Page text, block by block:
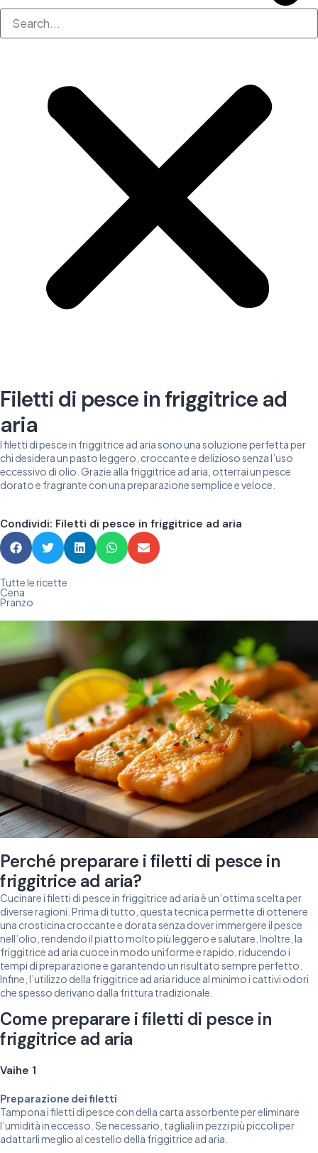
Filetti di pesce in friggitrice ad
aria
I filetti di pesce in friggitrice ad aria sono una soluzione perfetta per
chi desidera un pasto leggero, croccante e delizioso senza l’uso
eccessivo di olio. Grazie alla friggitrice ad aria, otterrai un pesce
dorato e fragrante con una preparazione semplice e veloce.
Condividi: Filetti di pesce in friggitrice ad aria
Tutte le ricette
Cena
Pranzo
Perché preparare i filetti di pesce in
friggitrice ad aria?
Cucinare i filetti di pesce in friggitrice ad aria è un’ottima scelta per
diverse ragioni. Prima di tutto, questa tecnica permette di ottenere
una crosticina croccante e dorata senza dover immergere il pesce
nell’olio, rendendo il piatto molto più leggero e salutare. Inoltre, la
friggitrice ad aria cuoce in modo uniforme e rapido, riducendo i
tempi di preparazione e garantendo un risultato sempre perfetto.
Infine, l’utilizzo della friggitrice ad aria riduce al minimo i cattivi odori
che spesso derivano dalla frittura tradizionale.
Come preparare i filetti di pesce in
friggitrice ad aria
Vaihe 1
Preparazione dei filetti
Tampona i filetti di pesce con della carta assorbente per eliminare
l’umidità in eccesso. Se necessario, tagliali in pezzi più piccoli per
adattarli meglio al cestello della friggitrice ad aria.